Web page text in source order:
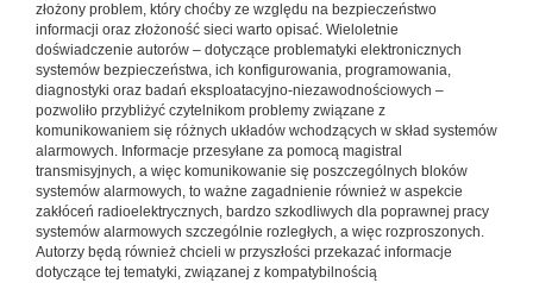
złożony problem, który choćby ze względu na bezpieczeństwo
informacji oraz złożoność sieci warto opisać. Wieloletnie
doświadczenie autorów – dotyczące problematyki elektronicznych
systemów bezpieczeństwa, ich konfigurowania, programowania,
diagnostyki oraz badań eksploatacyjno-niezawodnościowych –
pozwoliło przybliżyć czytelnikom problemy związane z
komunikowaniem się różnych układów wchodzących w skład systemów
alarmowych. Informacje przesyłane za pomocą magistral
transmisyjnych, a więc komunikowanie się poszczególnych bloków
systemów alarmowych, to ważne zagadnienie również w aspekcie
zakłóceń radioelektrycznych, bardzo szkodliwych dla poprawnej pracy
systemów alarmowych szczególnie rozległych, a więc rozproszonych.
Autorzy będą również chcieli w przyszłości przekazać informacje
dotyczące tej tematyki, związanej z kompatybilnością